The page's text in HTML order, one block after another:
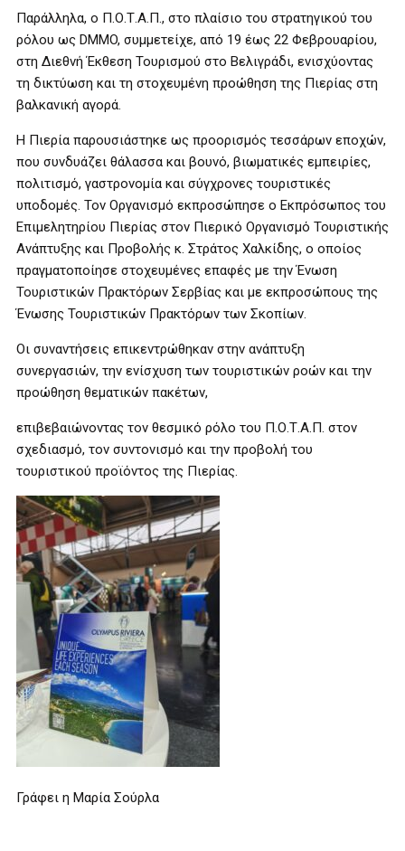
Παράλληλα, ο Π.Ο.Τ.Α.Π., στο πλαίσιο του στρατηγικού του
ρόλου ως DMMO, συμμετείχε, από 19 έως 22 Φεβρουαρίου,
στη Διεθνή Έκθεση Τουρισμού στο Βελιγράδι, ενισχύοντας
τη δικτύωση και τη στοχευμένη προώθηση της Πιερίας στη
βαλκανική αγορά.
Η Πιερία παρουσιάστηκε ως προορισμός τεσσάρων εποχών,
που συνδυάζει θάλασσα και βουνό, βιωματικές εμπειρίες,
πολιτισμό, γαστρονομία και σύγχρονες τουριστικές
υποδομές. Τον Οργανισμό εκπροσώπησε ο Εκπρόσωπος του
Επιμελητηρίου Πιερίας στον Πιερικό Οργανισμό Τουριστικής
Ανάπτυξης και Προβολής κ. Στράτος Χαλκίδης, ο οποίος
πραγματοποίησε στοχευμένες επαφές με την Ένωση
Τουριστικών Πρακτόρων Σερβίας και με εκπροσώπους της
Ένωσης Τουριστικών Πρακτόρων των Σκοπίων.
Οι συναντήσεις επικεντρώθηκαν στην ανάπτυξη
συνεργασιών, την ενίσχυση των τουριστικών ροών και την
προώθηση θεματικών πακέτων,
επιβεβαιώνοντας τον θεσμικό ρόλο του Π.Ο.Τ.Α.Π. στον
σχεδιασμό, τον συντονισμό και την προβολή του
τουριστικού προϊόντος της Πιερίας.
Γράφει η Μαρία Σούρλα